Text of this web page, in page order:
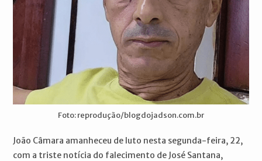
Foto: reprodução/blogdojadson.com.br
João Câmara amanheceu de luto nesta segunda-feira, 22,
com a triste notícia do falecimento de José Santana,